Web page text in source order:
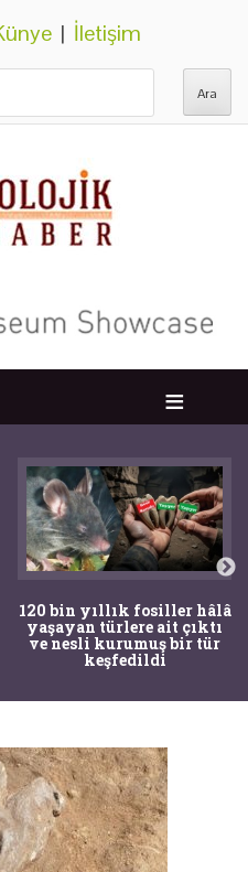
| İletişim
120 bin yıllık fosiller hâlâ
yaşayan türlere ait çıktı
ve nesli kurumuş bir tür
keşfedildi